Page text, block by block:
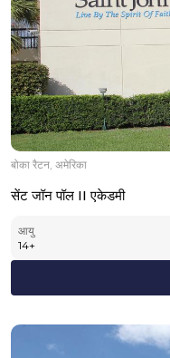
बोका रैटन, अमेरिका
सेंट जॉन पॉल II एकेडमी
आयु
14+